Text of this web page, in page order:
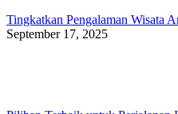
Tingkatkan Pengalaman Wisata
September 17, 2025